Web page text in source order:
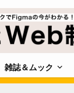
雑誌＆ムック